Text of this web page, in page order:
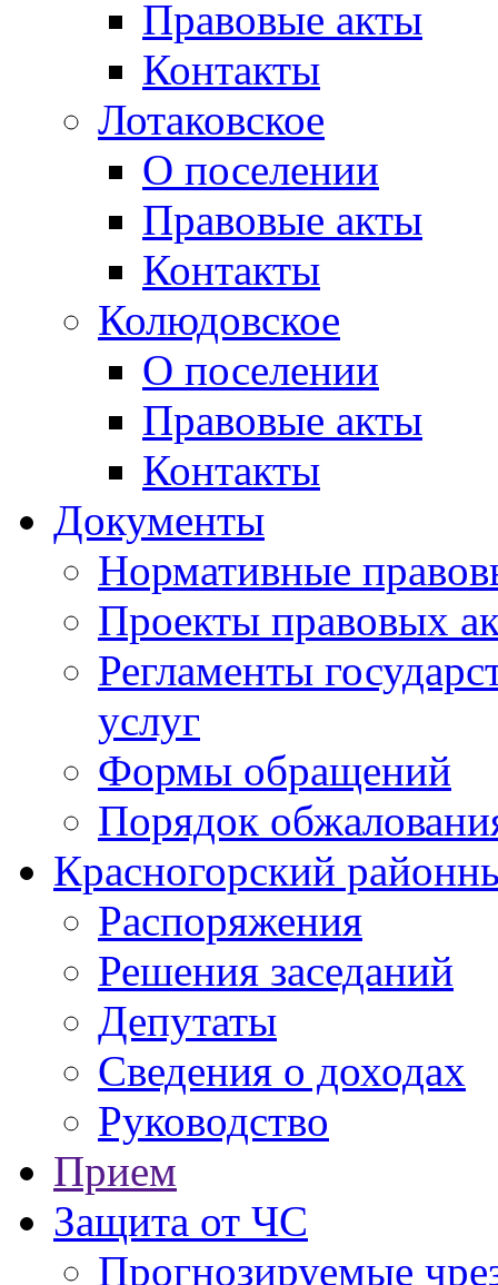
Правовые акты
Контакты
Лотаковское
О поселении
Правовые акты
Контакты
Колюдовское
О поселении
Правовые акты
Контакты
Документы
Нормативные
Проекты правовых
Регламенты
услуг
Формы обращений
Порядок
Красногорский
Распоряжения
Решения заседаний
Депутаты
Сведения о доходах
Руководство
Прием
Защита от ЧС
Прогнозируемые